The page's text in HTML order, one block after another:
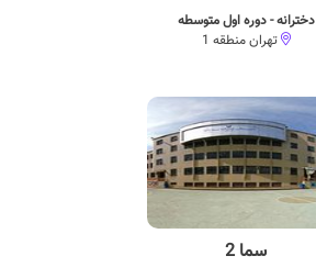
دخترانه - دوره اول متوسطه
تهران منطقه 1
سما 2